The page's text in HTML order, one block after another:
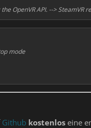
OpenVR API. --> SteamVR
mode
Github kostenlos eine